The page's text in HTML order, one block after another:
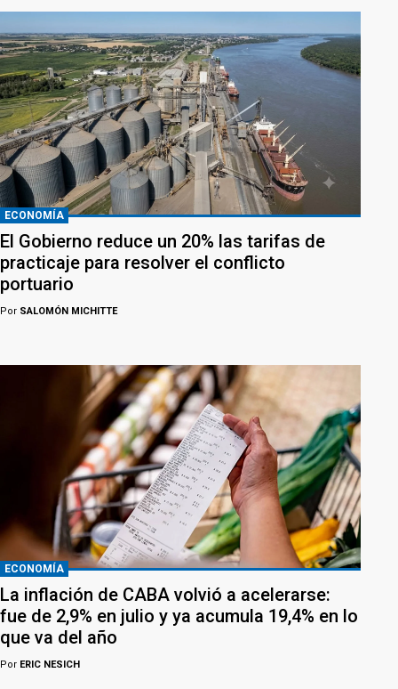
ECONOMÍA
El Gobierno reduce un 20% las tarifas de
practicaje para resolver el conflicto
portuario
Por SALOMÓN MICHITTE
ECONOMÍA
La inflación de CABA volvió a acelerarse:
fue de 2,9% en julio y ya acumula 19,4% en lo
que va del año
Por ERIC NESICH